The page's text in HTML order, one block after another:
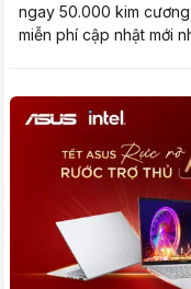
ngay 50.000 kim
miễn phí cập nhật mới